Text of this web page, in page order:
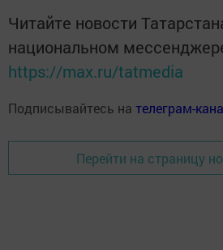
Читайте новости
национальном
https://max.ru/tatmedia
Подписывайтесь на телеграм-
Перейти на страницу